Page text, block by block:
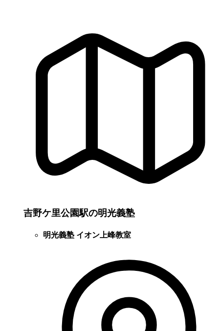
吉野ケ里公園駅の明光義塾
明光義塾 イオン上峰教室